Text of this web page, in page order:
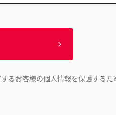
るお客様の個人情報を保護する